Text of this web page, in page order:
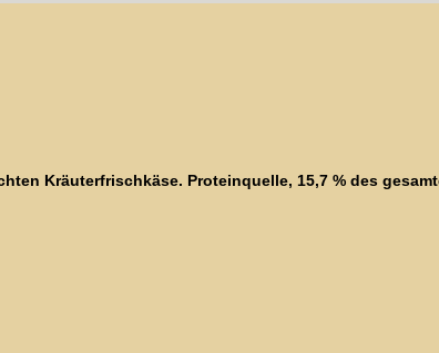
Kräuterfrischkäse. Proteinquelle, 15,7 % des